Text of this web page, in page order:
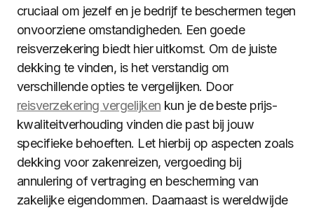
cruciaal om jezelf en je bedrijf te beschermen tegen
onvoorziene omstandigheden. Een goede
reisverzekering biedt hier uitkomst. Om de juiste
dekking te vinden, is het verstandig om
verschillende opties te vergelijken. Door
reisverzekering vergelijken kun je de beste prijs-
kwaliteitverhouding vinden die past bij jouw
specifieke behoeften. Let hierbij op aspecten zoals
dekking voor zakenreizen, vergoeding bij
annulering of vertraging en bescherming van
zakelijke eigendommen. Daarnaast is wereldwijde